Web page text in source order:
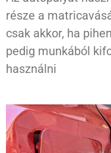
része a
csak akkor, ha
pedig munkából
használni